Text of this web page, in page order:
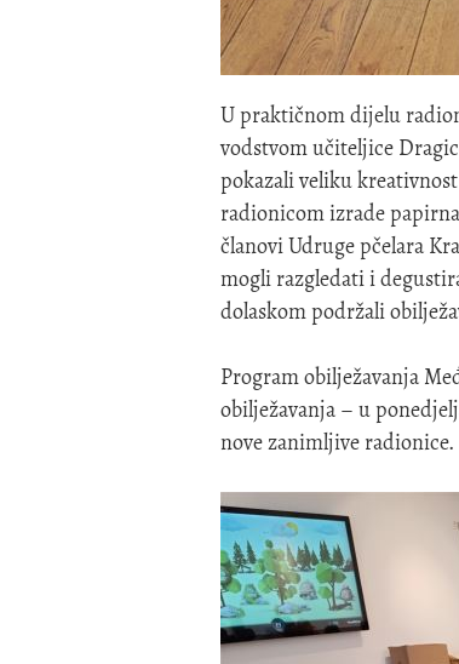
U praktičnom dijelu
vodstvom učiteljice
pokazali veliku
radionicom izrade
članovi Udruge pčelara
mogli razgledati i
dolaskom podržali
Program obilježavanja
obilježavanja – u
nove zanimljive radionice.